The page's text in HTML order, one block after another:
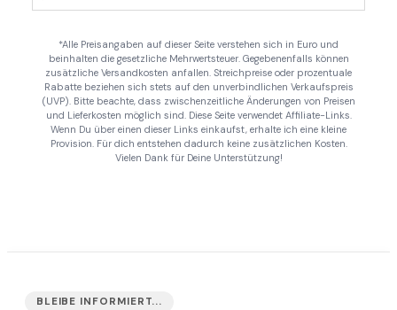
*Alle Preisangaben auf dieser Seite verstehen sich in Euro und
beinhalten die gesetzliche Mehrwertsteuer. Gegebenenfalls können
zusätzliche Versandkosten anfallen. Streichpreise oder prozentuale
Rabatte beziehen sich stets auf den unverbindlichen Verkaufspreis
(UVP). Bitte beachte, dass zwischenzeitliche Änderungen von Preisen
und Lieferkosten möglich sind. Diese Seite verwendet Affiliate-Links.
Wenn Du über einen dieser Links einkaufst, erhalte ich eine kleine
Provision. Für dich entstehen dadurch keine zusätzlichen Kosten.
Vielen Dank für Deine Unterstützung!
BLEIBE INFORMIERT...